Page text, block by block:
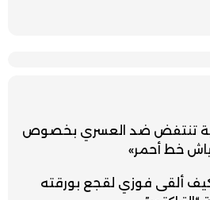
تنتفض ضد العسري بخصوص
خط أحمر»
ألقى فوزي لقجع بورقته